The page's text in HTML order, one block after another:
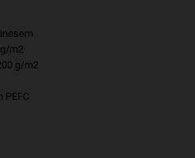
m2
g/m2
PEFC